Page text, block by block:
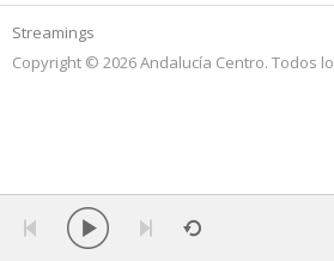
Streamings
Copyright © 2026 Andalucía Centro. Todos